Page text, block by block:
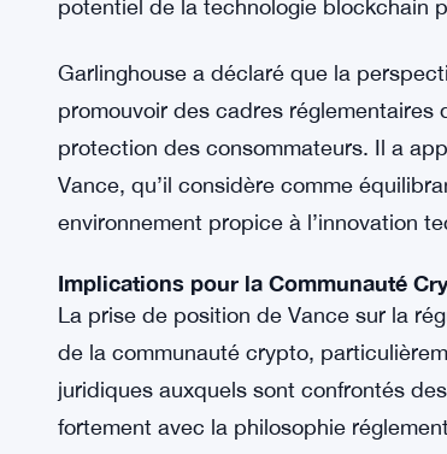
L’Approbation de Brad
Brad Garlinghouse, connu pour son
domaine des cryptomonnaies, a salué
favorable à l’innovation et à la
souligné l’importance des élus comme
Garlinghouse a déclaré que la
promouvoir des cadres réglementaires
protection des consommateurs. Il a
Vance, qu’il considère comme